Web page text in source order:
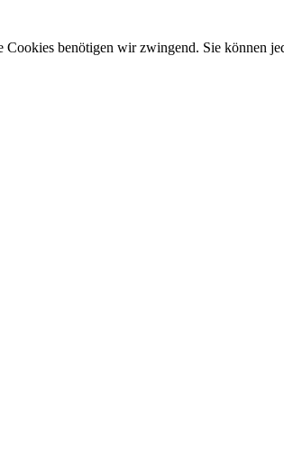
benötigen wir zwingend. Sie können